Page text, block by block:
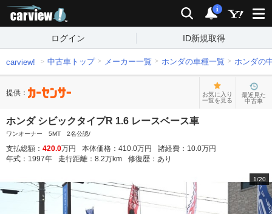
検索 通知
i
ログイン ID新規取得
carview! 中古車トップ メーカー一覧 ホンダの車種一覧 ホンダの
提供：
お気に入り
一覧を見る
最近見た
中古車
ホンダ シビックタイプR 1.6 レースベース車
ワンオーナー 5MT 2名公認/
支払総額： 420.0万円 本体価格： 410.0万円 諸経費： 10.0万円
年式： 1997年 走行距離： 8.2万km 修復歴： あり
1/20